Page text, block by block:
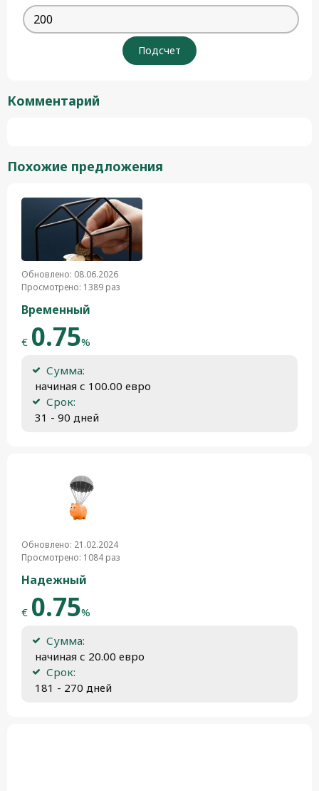
Комментарий
Похожие предложения
Обновлено: 08.06.2026
Просмотрено: 1389 раз
Временный
€ 0.75%
Сумма:
начиная с 100.00 евро
Срок:
31 - 90 дней
Обновлено: 21.02.2024
Просмотрено: 1084 раз
Надежный
€ 0.75%
Сумма:
начиная с 20.00 евро
Срок:
181 - 270 дней